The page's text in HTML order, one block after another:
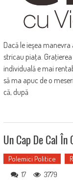
Dacă le ieşea
stricau piaţa.
individuală e mai
să ma apuc de o
că, după
Un Cap De Cal
Polemici Politice
17 3779